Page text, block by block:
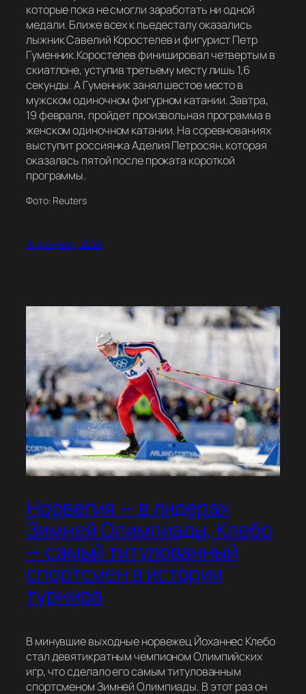
которые пока не смогли заработать ни одной
медали. Ближе всех к пьедесталу оказались
лыжник Савелий Коростелев и фигурист Петр
Гуменник.Коростелев финишировал четвертым в
скиатлоне, уступив третьему месту лишь 1,6
секунды. А Гуменник занял шестое место в
мужском одиночном фигурном катании. Завтра,
19 февраля, пройдет произвольная программа в
женском одиночном катании. На соревнованиях
выступит россиянка Аделия Петросян, которая
оказалась пятой после проката короткой
программы.
Фото: Reuters
18 февраля, 2026
Норвегия — в лидерах
Зимней Олимпиады, Клебо
— самый титулованный
спортсмен в истории
турнира
В минувшие выходные норвежец Йоханнес Клебо
стал девятикратным чемпионом Олимпийских
игр, что сделало его самым титулованным
спортсменом Зимней Олимпиады. В этот раз он